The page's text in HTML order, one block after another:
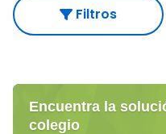
Filtros
Encuentra la
colegio